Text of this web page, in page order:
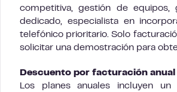
competitiva, gestión de
dedicado, especialista en
telefónico prioritario. Solo
solicitar una demostración para
Descuento por facturación anual
Los planes anuales incluyen un